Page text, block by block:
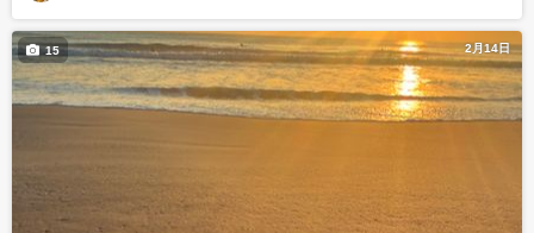
2月14日
15